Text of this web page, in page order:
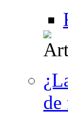
de